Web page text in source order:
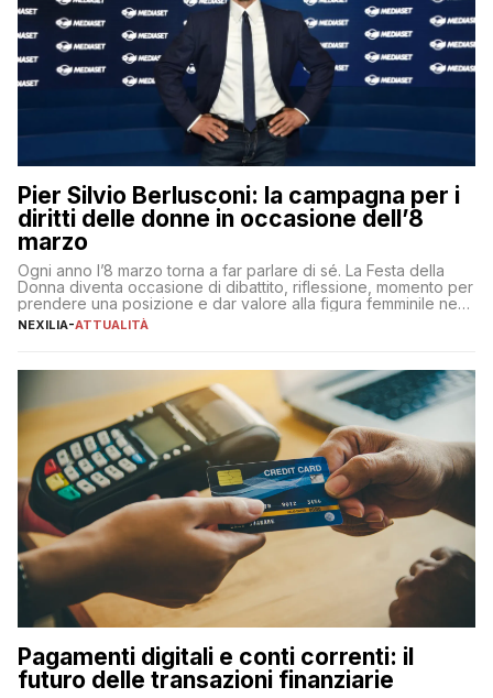
Pier Silvio Berlusconi: la campagna per i
diritti delle donne in occasione dell’8
marzo
Ogni anno l’8 marzo torna a far parlare di sé. La Festa della
Donna diventa occasione di dibattito, riflessione, momento per
prendere una posizione e dar valore alla figura femminile nella
sua complessità e crucialità. A lanciare un messaggio “forte e
NEXILIA-ATTUALITÀ
Pagamenti digitali e conti correnti: il
futuro delle transazioni finanziarie